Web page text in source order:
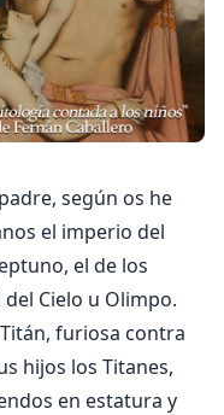
según os he
el imperio del
el de los
Cielo u Olimpo.
furiosa contra
hijos los Titanes,
en estatura y